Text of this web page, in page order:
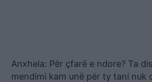
Anxhela: Për çfarë e ndore? Ta
mendimi kam unë për ty tani nuk